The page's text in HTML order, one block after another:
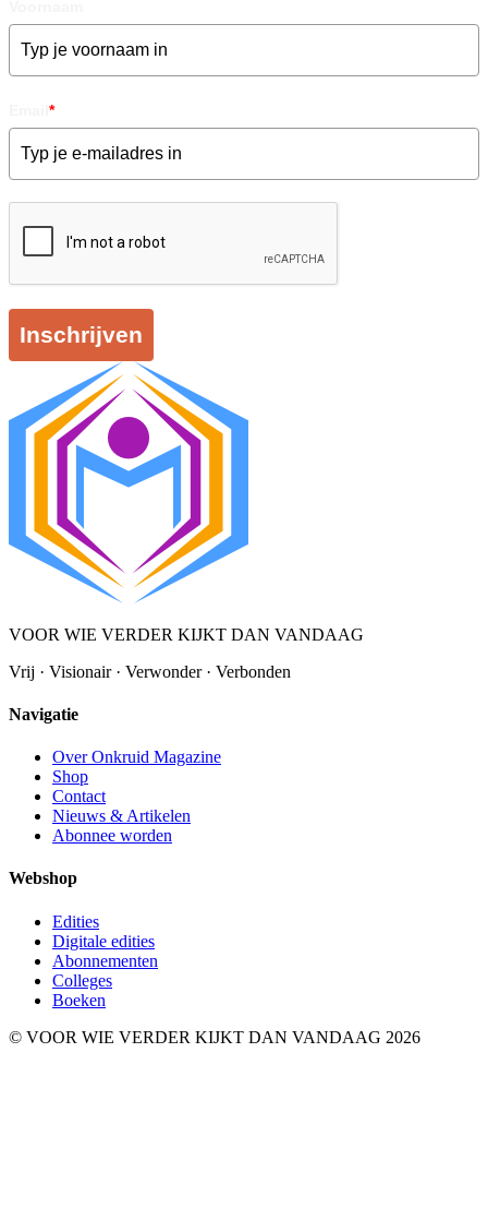
*
Inschrijven
VOOR WIE VERDER KIJKT DAN VANDAAG
Vrij · Visionair · Verwonder · Verbonden
Navigatie
Over Onkruid Magazine
Shop
Contact
Nieuws & Artikelen
Abonnee worden
Webshop
Edities
Digitale edities
Abonnementen
Colleges
Boeken
© VOOR WIE VERDER KIJKT DAN VANDAAG 2026